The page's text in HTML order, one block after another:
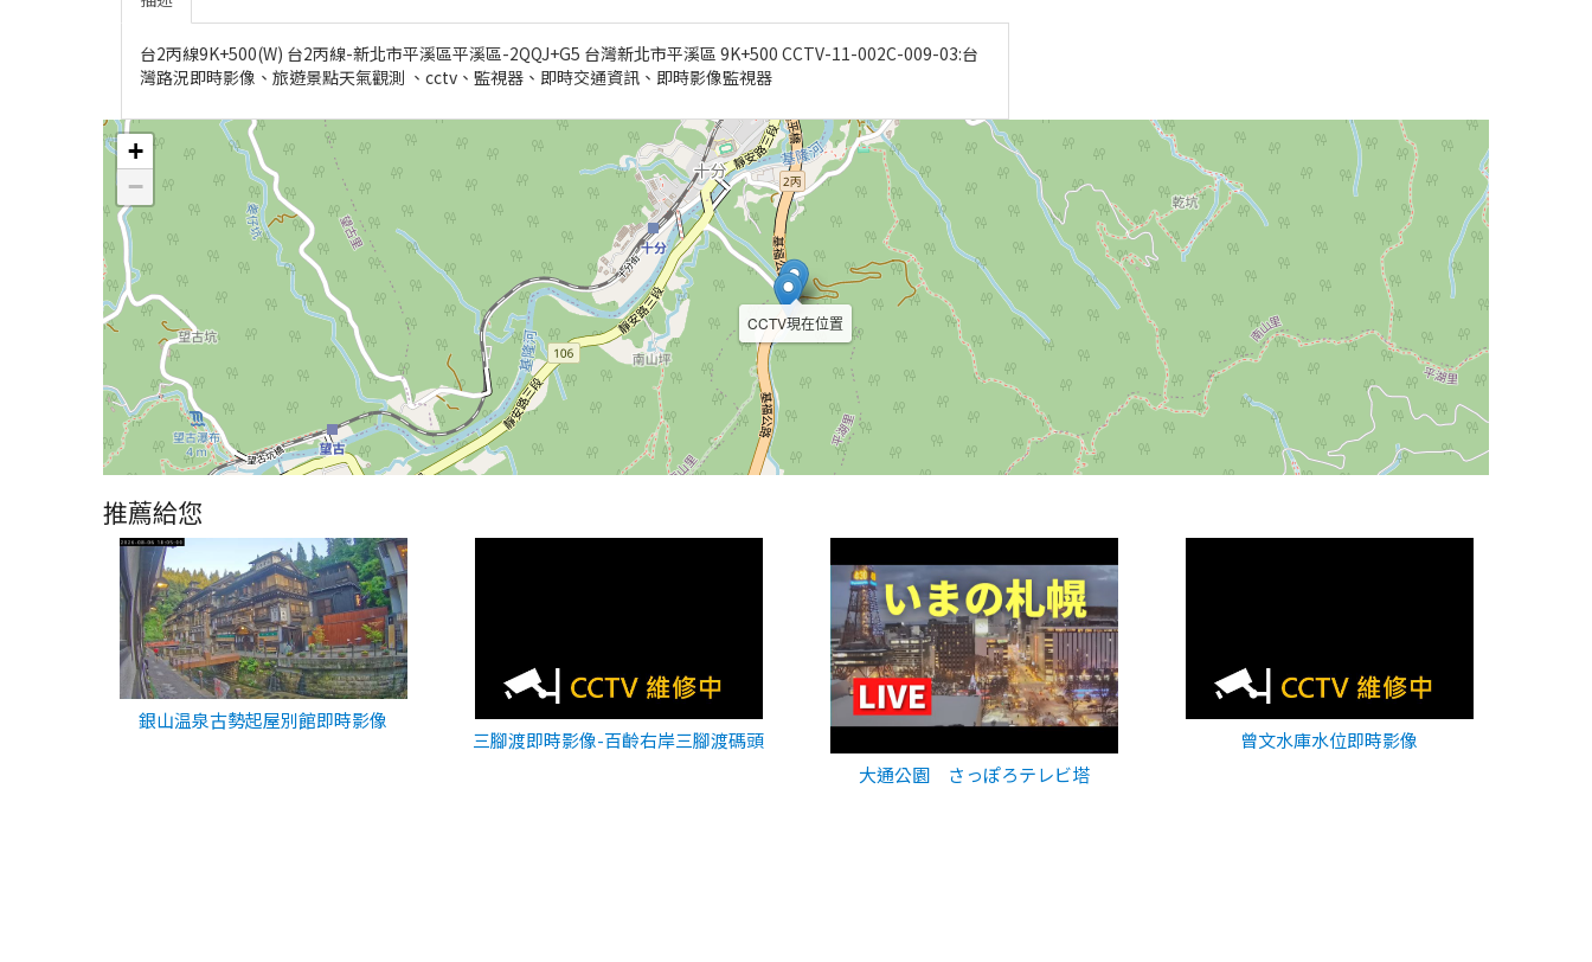
台2丙線9K+500(W) 台2丙線-新北市平溪區平溪區-2QQJ+G5 台灣新北市平溪區 9K+500 CCTV-11-002C-009-03:台
灣路況即時影像、旅遊景點天氣觀測 、cctv、監視器、即時交通資訊、即時影像監視器
CCTV現在位置
+
−
推薦給您
銀山温泉古勢起屋別館即時影像
三腳渡即時影像-百齡右岸三腳渡碼頭
大通公園 さっぽろテレビ塔
曾文水庫水位即時影像